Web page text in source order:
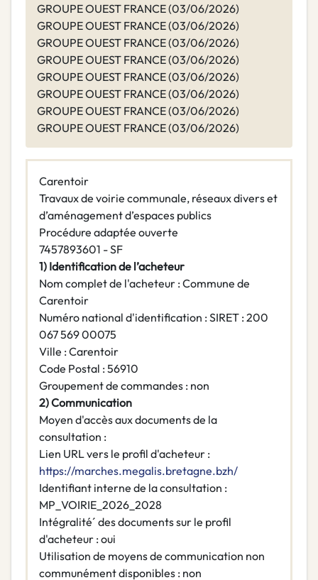
GROUPE OUEST FRANCE (03/06/2026)
GROUPE OUEST FRANCE (03/06/2026)
GROUPE OUEST FRANCE (03/06/2026)
GROUPE OUEST FRANCE (03/06/2026)
GROUPE OUEST FRANCE (03/06/2026)
GROUPE OUEST FRANCE (03/06/2026)
GROUPE OUEST FRANCE (03/06/2026)
GROUPE OUEST FRANCE (03/06/2026)
Carentoir
Travaux de voirie communale, réseaux divers et
d’aménagement d’espaces publics
Procédure adaptée ouverte
7457893601 - SF
1) Identification de l’acheteur
Nom complet de l'acheteur : Commune de
Carentoir
Numéro national d'identification : SIRET : 200
067 569 00075
Ville : Carentoir
Code Postal : 56910
Groupement de commandes : non
2) Communication
Moyen d'accès aux documents de la
consultation :
Lien URL vers le profil d'acheteur :
https://marches.megalis.bretagne.bzh/
Identifiant interne de la consultation :
MP_VOIRIE_2026_2028
Intégralité´ des documents sur le profil
d'acheteur : oui
Utilisation de moyens de communication non
communément disponibles : non